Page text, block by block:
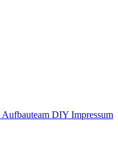
Aufbauteam DIY Impressum